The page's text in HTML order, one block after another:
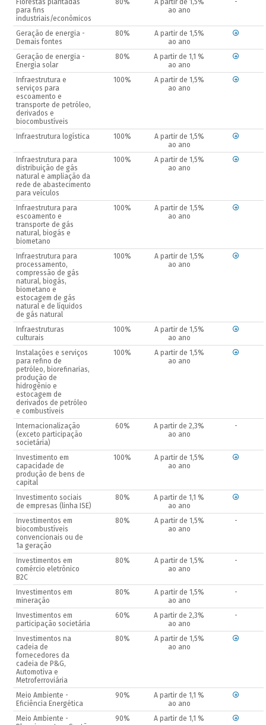
Florestas plantadas
para fins
industriais/econômicos
80%
A partir de 1,5%
ao ano
-
Geração de energia -
Demais fontes
80%
A partir de 1,5%
ao ano
Geração de energia -
Energia solar
80%
A partir de 1,1 %
ao ano
Infraestrutura e
serviços para
escoamento e
transporte de petróleo,
derivados e
biocombustíveis
100%
A partir de 1,5%
ao ano
Infraestrutura logística 100%
A partir de 1,5%
ao ano
Infraestrutura para
distribuição de gás
natural e ampliação da
rede de abastecimento
para veículos
100%
A partir de 1,5%
ao ano
Infraestrutura para
escoamento e
transporte de gás
natural, biogás e
biometano
100%
A partir de 1,5%
ao ano
Infraestrutura para
processamento,
compressão de gás
natural, biogás,
biometano e
estocagem de gás
natural e de líquidos
de gás natural
100%
A partir de 1,5%
ao ano
Infraestruturas
culturais
100%
A partir de 1,5%
ao ano
Instalações e serviços
para refino de
petróleo, biorefinarias,
produção de
hidrogênio e
estocagem de
derivados de petróleo
e combustíveis
100%
A partir de 1,5%
ao ano
Internacionalização
(exceto participação
societária)
60%
A partir de 2,3%
ao ano
-
Investimento em
capacidade de
produção de bens de
capital
100%
A partir de 1,5%
ao ano
Investimento sociais
de empresas (linha ISE)
80%
A partir de 1,1 %
ao ano
Investimentos em
biocombustíveis
convencionais ou de
1a geração
80%
A partir de 1,5%
ao ano
-
Investimentos em
comércio eletrônico
B2C
80%
A partir de 1,5%
ao ano
-
Investimentos em
mineração
80%
A partir de 1,5%
ao ano
-
Investimentos em
participação societária
60%
A partir de 2,3%
ao ano
-
Investimentos na
cadeia de
fornecedores da
cadeia de P&G,
Automotiva e
Metroferroviária
80%
A partir de 1,5%
ao ano
Meio Ambiente -
Eficiência Energética
90%
A partir de 1,1 %
ao ano
Meio Ambiente -
90%
A partir de 1,1 %